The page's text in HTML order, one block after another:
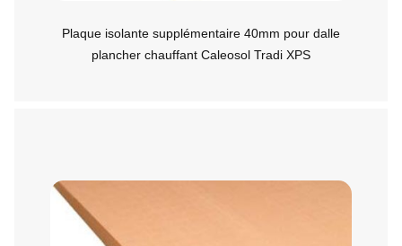
Plaque isolante supplémentaire 40mm pour dalle
plancher chauffant Caleosol Tradi XPS